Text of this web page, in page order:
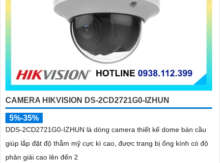
CAMERA HIKVISION DS-2CD2721G0-IZHUN
5%-35%
DDS-2CD2721G0-IZHUN là dòng camera thiết kế dome bán cầu
giúp lắp đặt độ thẫm mỹ cực kì cao, được trang bị ống kính có độ
phân giải cao lên đến 2